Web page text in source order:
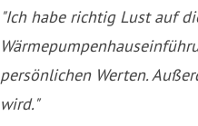
"Ich habe richtig Lust auf
persönlichen Werten.
wird."